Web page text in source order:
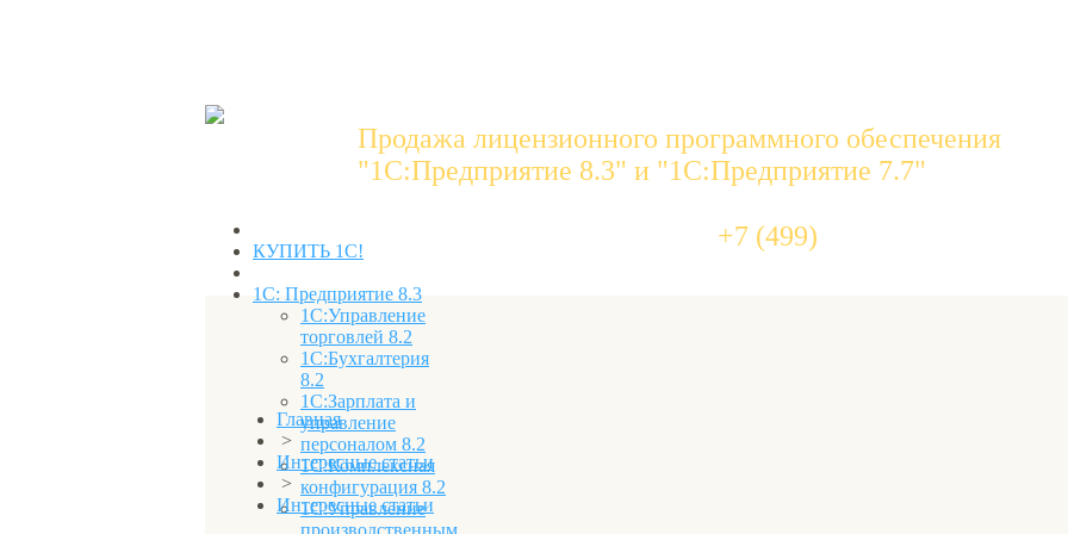
Продажа лицензионного программного обеспечения
"1C:Предприятие 8.3" и "1С:Предприятие 7.7"
+7 (499)
КУПИТЬ 1С!
1С: Предприятие 8.3
1С:Управление
торговлей 8.2
1С:Бухгалтерия
8.2
1С:Зарплата и
управление
персоналом 8.2
1С:Комплексная
конфигурация 8.2
1С:Управление
производственным
Главная
>
Интересные статьи
>
Интересные статьи